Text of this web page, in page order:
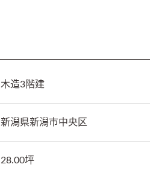
木造3階建
新潟県新潟市中央区
28.00坪